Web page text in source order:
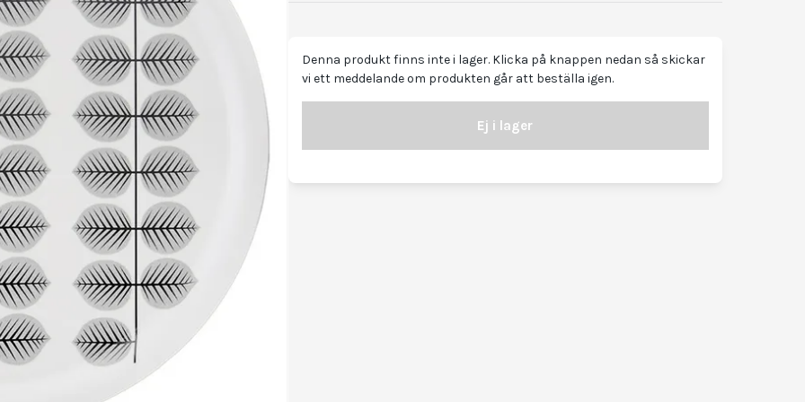
Denna produkt finns inte i lager. Klicka på knappen nedan så skickar
vi ett meddelande om produkten går att beställa igen.
Ej i lager